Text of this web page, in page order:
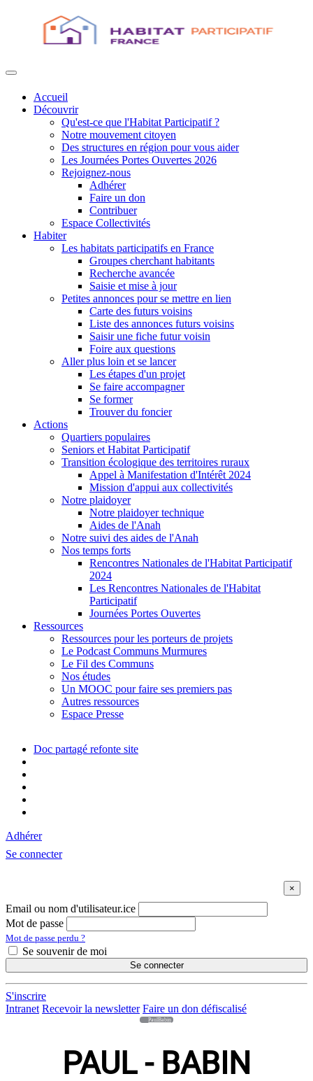
Accueil
Découvrir
Qu'est-ce que l'Habitat Participatif ?
Notre mouvement citoyen
Des structures en région pour vous aider
Les Journées Portes Ouvertes 2026
Rejoignez-nous
Adhérer
Faire un don
Contribuer
Espace Collectivités
Habiter
Les habitats participatifs en France
Groupes cherchant habitants
Recherche avancée
Saisie et mise à jour
Petites annonces pour se mettre en lien
Carte des futurs voisins
Liste des annonces futurs voisins
Saisir une fiche futur voisin
Foire aux questions
Aller plus loin et se lancer
Les étapes d'un projet
Se faire accompagner
Se former
Trouver du foncier
Actions
Quartiers populaires
Seniors et Habitat Participatif
Transition écologique des territoires ruraux
Appel à Manifestation d'Intérêt 2024
Mission d'appui aux collectivités
Notre plaidoyer
Notre plaidoyer technique
Aides de l'Anah
Notre suivi des aides de l'Anah
Nos temps forts
Rencontres Nationales de l'Habitat Participatif
2024
Les Rencontres Nationales de l'Habitat
Participatif
Journées Portes Ouvertes
Ressources
Ressources pour les porteurs de projets
Le Podcast Communs Murmures
Le Fil des Communs
Nos études
Un MOOC pour faire ses premiers pas
Autres ressources
Espace Presse
Doc partagé refonte site
Adhérer
Se connecter
Email ou nom d'utilisateur.ice
Mot de passe
Mot de passe perdu ?
Se souvenir de moi
Se connecter
S'inscrire
Intranet Recevoir la newsletter Faire un don défiscalisé
PaulBabin
PAUL - BABIN